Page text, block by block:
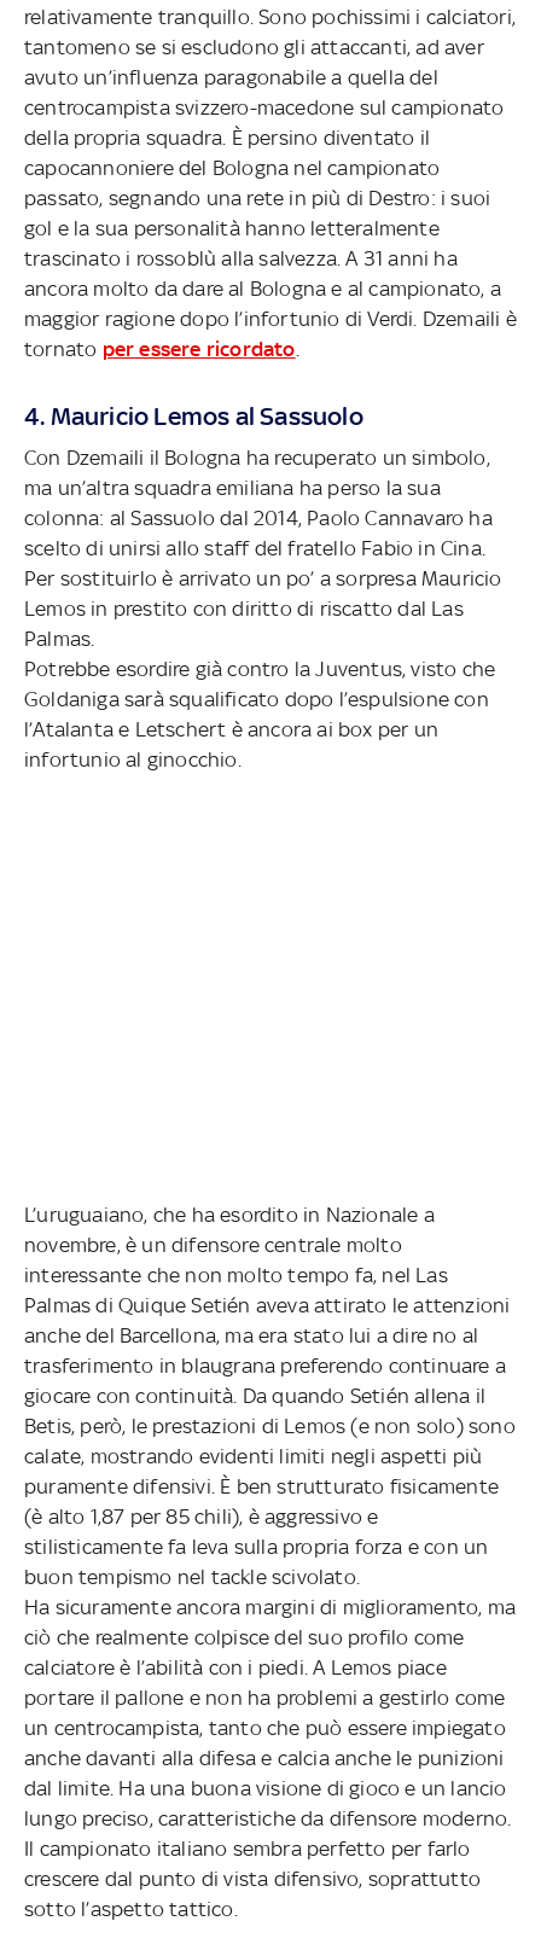
relativamente tranquillo. Sono pochissimi i calciatori,
tantomeno se si escludono gli attaccanti, ad aver
avuto un’influenza paragonabile a quella del
centrocampista svizzero-macedone sul campionato
della propria squadra. È persino diventato il
capocannoniere del Bologna nel campionato
passato, segnando una rete in più di Destro: i suoi
gol e la sua personalità hanno letteralmente
trascinato i rossoblù alla salvezza. A 31 anni ha
ancora molto da dare al Bologna e al campionato, a
maggior ragione dopo l’infortunio di Verdi. Dzemaili è
tornato per essere ricordato
4. Mauricio Lemos al Sassuolo
Con Dzemaili il Bologna ha recuperato un simbolo,
ma un’altra squadra emiliana ha perso la sua
colonna: al Sassuolo dal 2014, Paolo Cannavaro ha
scelto di unirsi allo staff del fratello Fabio in Cina.
Per sostituirlo è arrivato un po’ a sorpresa Mauricio
Lemos in prestito con diritto di riscatto dal Las
Palmas.
Potrebbe esordire già contro la Juventus, visto che
Goldaniga sarà squalificato dopo l’espulsione con
l’Atalanta e Letschert è ancora ai box per un
infortunio al ginocchio.
L’uruguaiano, che ha esordito in Nazionale a
novembre, è un difensore centrale molto
interessante che non molto tempo fa, nel Las
Palmas di Quique Setién aveva attirato le attenzioni
anche del Barcellona, ma era stato lui a dire no al
trasferimento in blaugrana preferendo continuare a
giocare con continuità. Da quando Setién allena il
Betis, però, le prestazioni di Lemos (e non solo) sono
calate, mostrando evidenti limiti negli aspetti più
puramente difensivi. È ben strutturato fisicamente
(è alto 1,87 per 85 chili), è aggressivo e
stilisticamente fa leva sulla propria forza e con un
buon tempismo nel tackle scivolato.
Ha sicuramente ancora margini di miglioramento, ma
ciò che realmente colpisce del suo profilo come
calciatore è l’abilità con i piedi. A Lemos piace
portare il pallone e non ha problemi a gestirlo come
un centrocampista, tanto che può essere impiegato
anche davanti alla difesa e calcia anche le punizioni
dal limite. Ha una buona visione di gioco e un lancio
lungo preciso, caratteristiche da difensore moderno.
Il campionato italiano sembra perfetto per farlo
crescere dal punto di vista difensivo, soprattutto
sotto l’aspetto tattico.